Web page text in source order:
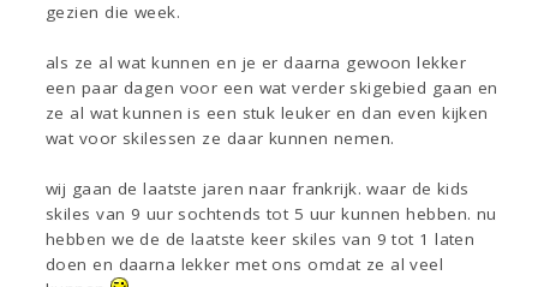
gezien die week.
als ze al wat kunnen en je er daarna gewoon lekker
een paar dagen voor een wat verder skigebied gaan en
ze al wat kunnen is een stuk leuker en dan even kijken
wat voor skilessen ze daar kunnen nemen.
wij gaan de laatste jaren naar frankrijk. waar de kids
skiles van 9 uur sochtends tot 5 uur kunnen hebben. nu
hebben we de de laatste keer skiles van 9 tot 1 laten
doen en daarna lekker met ons omdat ze al veel